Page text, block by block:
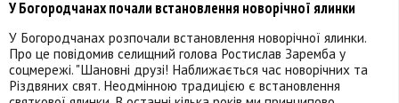
У Богородчанах почали встановлення новорічної ялинки
У Богородчанах розпочали встановлення новорічної ялинки.
Про це повідомив селищний голова Ростислав Заремба у
соцмережі. "Шановні друзі! Наближається час новорічних та
Різдвяних свят. Неодмінною традицією є встановлення